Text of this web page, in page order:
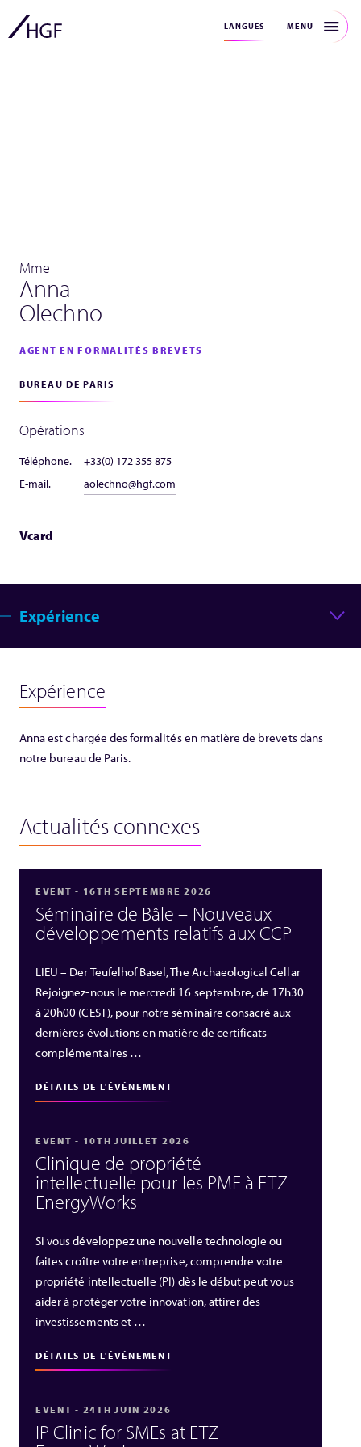
LANGUES MENU
Mme
Anna
Olechno
AGENT EN FORMALITÉS BREVETS
BUREAU DE PARIS
Opérations
Téléphone.
+33(0) 172 355 875
E-mail.
aolechno@hgf.com
Vcard
Expérience
Expérience
Anna est chargée des formalités en matière de brevets dans
notre bureau de Paris.
Actualités connexes
EVENT - 16TH SEPTEMBRE 2026
Séminaire de Bâle – Nouveaux
développements relatifs aux CCP
LIEU – Der Teufelhof Basel, The Archaeological Cellar
Rejoignez-nous le mercredi 16 septembre, de 17h30
à 20h00 (CEST), pour notre séminaire consacré aux
dernières évolutions en matière de certificats
complémentaires …
DÉTAILS DE L'ÉVÉNEMENT
EVENT - 10TH JUILLET 2026
Clinique de propriété
intellectuelle pour les PME à ETZ
EnergyWorks
Si vous développez une nouvelle technologie ou
faites croître votre entreprise, comprendre votre
propriété intellectuelle (PI) dès le début peut vous
aider à protéger votre innovation, attirer des
investissements et …
DÉTAILS DE L'ÉVÉNEMENT
EVENT - 24TH JUIN 2026
IP Clinic for SMEs at ETZ